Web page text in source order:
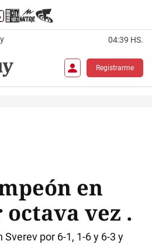
04:39 HS.
Registrarme
en
vez .
por 6-1, 1-6 y 6-3 y